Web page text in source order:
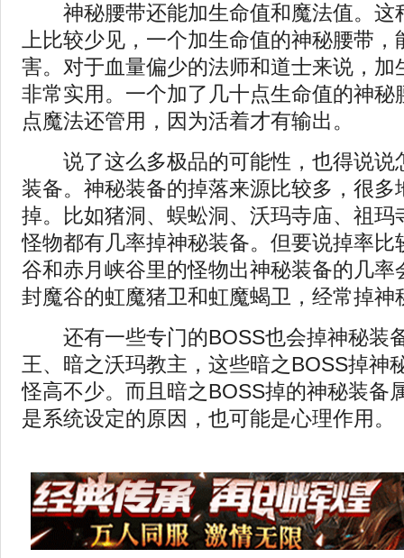
神秘腰带还能加生命值和魔法值。这
上比较少见，一个加生命值的神秘腰带
害。对于血量偏少的法师和道士来说，加
非常实用。一个加了几十点生命值的神秘
点魔法还管用，因为活着才有输出。
说了这么多极品的可能性，也得说说
装备。神秘装备的掉落来源比较多，很多
掉。比如猪洞、蜈蚣洞、沃玛寺庙、祖玛
怪物都有几率掉神秘装备。但要说掉率比
谷和赤月峡谷里的怪物出神秘装备的几率
封魔谷的虹魔猪卫和虹魔蝎卫，经常掉神
还有一些专门的BOSS也会掉神秘装
王、暗之沃玛教主，这些暗之BOSS掉神
怪高不少。而且暗之BOSS掉的神秘装备
是系统设定的原因，也可能是心理作用。